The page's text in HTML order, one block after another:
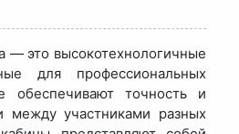
— это высокотехнологичные
для профессиональных
обеспечивают точность и
между участниками разных